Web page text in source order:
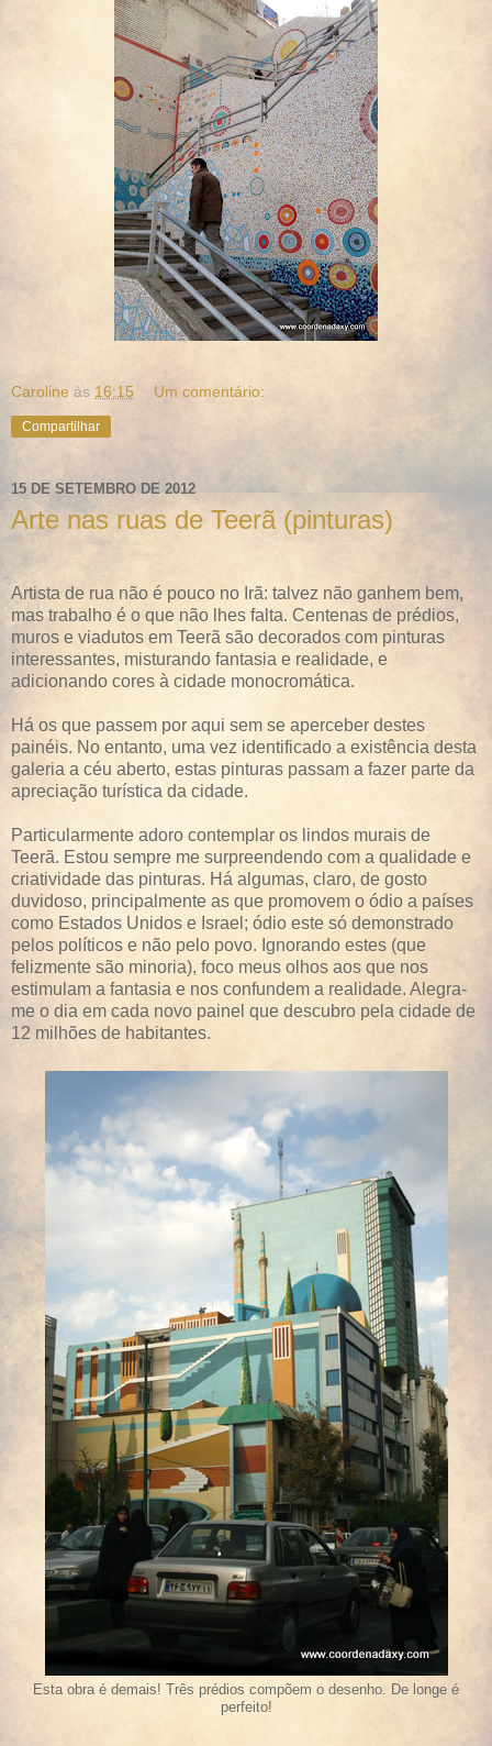
Caroline às 16:15 Um comentário:
Compartilhar
15 DE SETEMBRO DE 2012
Arte nas ruas de Teerã (pinturas)
Artista de rua não é pouco no Irã: talvez não ganhem bem,
mas trabalho é o que não lhes falta. Centenas de prédios,
muros e viadutos em Teerã são decorados com pinturas
interessantes, misturando fantasia e realidade, e
adicionando cores à cidade monocromática.
Há os que passem por aqui sem se aperceber destes
painéis. No entanto, uma vez identificado a existência desta
galeria a céu aberto, estas pinturas passam a fazer parte da
apreciação turística da cidade.
Particularmente adoro contemplar os lindos murais de
Teerã. Estou sempre me surpreendendo com a qualidade e
criatividade das pinturas. Há algumas, claro, de gosto
duvidoso, principalmente as que promovem o ódio a países
como Estados Unidos e Israel; ódio este só demonstrado
pelos políticos e não pelo povo. Ignorando estes (que
felizmente são minoria), foco meus olhos aos que nos
estimulam a fantasia e nos confundem a realidade. Alegra-
me o dia em cada novo painel que descubro pela cidade de
12 milhões de habitantes.
Esta obra é demais! Três prédios compõem o desenho. De longe é
perfeito!